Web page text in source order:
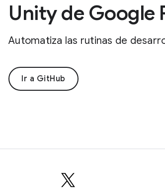
Unity de Google
Automatiza las rutinas de
Ir a GitHub